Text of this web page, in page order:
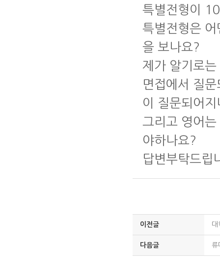
특별전형이
특별전형은
을 보나요?
제가 알기로
면접에서 질
이 질문되어지
그리고 영어
야하나요?
답변부탁드립
이전글 대
다음글 류